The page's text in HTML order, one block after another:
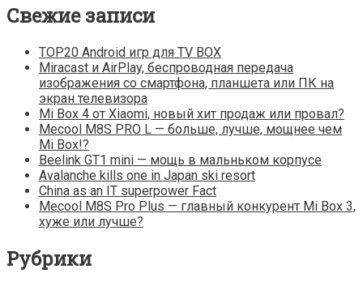
Свежие записи
TOP20 Android игр для TV BOX
Miracast и AirPlay, беспроводная передача
изображения со смартфона, планшета или ПК на
экран телевизора
Mi Box 4 от Xiaomi, новый хит продаж или провал?
Mecool M8S PRO L — больше, лучше, мощнее чем
Mi Box!?
Beelink GT1 mini — мощь в мальньком корпусе
Avalanche kills one in Japan ski resort
China as an IT superpower Fact
Mecool M8S Pro Plus — главный конкурент Mi Box 3,
хуже или лучше?
Рубрики